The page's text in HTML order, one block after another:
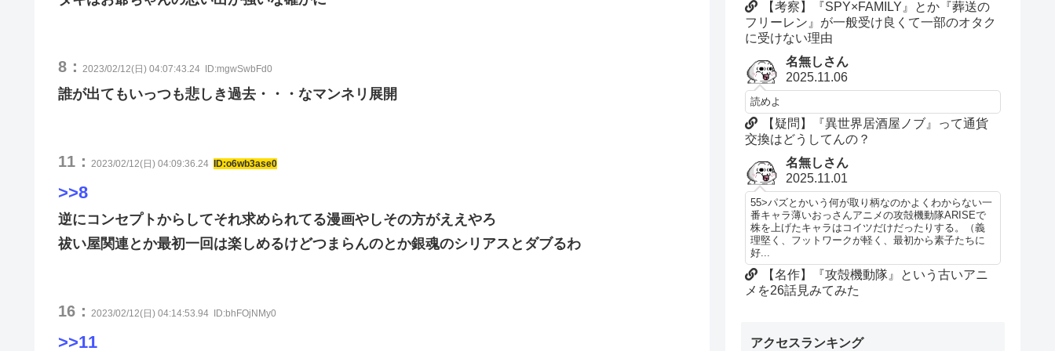
8： 2023/02/12(日) 04:07:43.24 ID:mgwSwbFd0
誰が出てもいっつも悲しき過去・・・なマンネリ展開
11： 2023/02/12(日) 04:09:36.24 ID:o6wb3ase0
>>8
逆にコンセプトからしてそれ求められてる漫画やしその方がええやろ
祓い屋関連とか最初一回は楽しめるけどつまらんのとか銀魂のシリアスとダブるわ
16： 2023/02/12(日) 04:14:53.94 ID:bhFOjNMy0
>>11
【考察】『SPY×FAMILY』とか『葬送の
フリーレン』が一般受け良くて一部のオタク
に受けない理由
名無しさん
2025.11.06
読めよ
【疑問】『異世界居酒屋ノブ』って通貨
交換はどうしてんの？
名無しさん
2025.11.01
55>パズとかいう何が取り柄なのかよくわからない一
番キャラ薄いおっさんアニメの攻殻機動隊ARISEで
株を上げたキャラはコイツだけだったりする。（義
理堅く、フットワークが軽く、最初から素子たちに
好...
【名作】『攻殻機動隊』という古いアニ
メを26話見みてみた
アクセスランキング